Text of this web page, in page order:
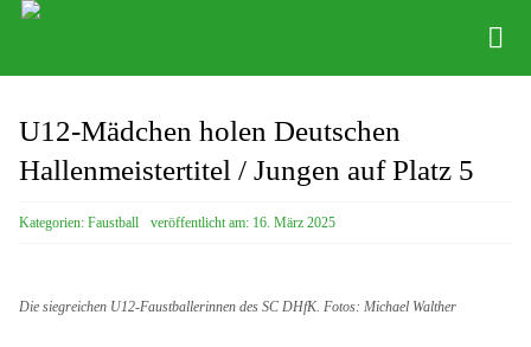
Zum
springen
News
Verein
Abteilungen
U12-Mädchen holen Deutschen
Hallenmeistertitel / Jungen auf Platz 5
Kategorien: Faustball veröffentlicht am: 16. März 2025
Die siegreichen U12-Faustballerinnen des SC DHfK. Fotos: Michael Walther